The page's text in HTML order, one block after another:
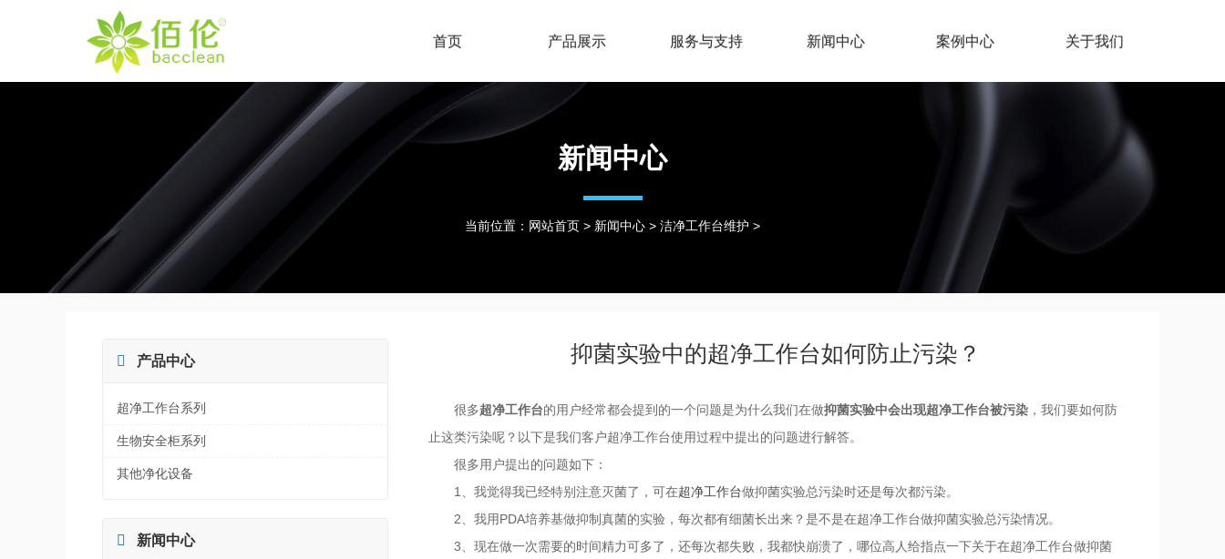
首页 产品展示 服务与支持 新闻中心 案例中心 关于我们
新闻中心
当前位置： 网站首页 > 新闻中心 > 洁净工作台维护 >
 产品中心
超净工作台系列
生物安全柜系列
其他净化设备
 新闻中心
抑菌实验中的超净工作台如何防止污染？
很多超净工作台的用户经常都会提到的一个问题是为什么我们在做抑菌实验中会出现超净工作台被污染 ，我们要如何防
止这类污染呢？以下是我们客户超净工作台使用过程中提出的问题进行解答。
很多用户提出的问题如下：
1、我觉得我已经特别注意灭菌了，可在超净工作台做抑菌实验总污染时还是每次都污染。
2、我用PDA培养基做抑制真菌的实验，每次都有细菌长出来？是不是在超净工作台做抑菌实验总污染情况。
3、现在做一次需要的时间精力可多了，还每次都失败，我都快崩溃了，哪位高人给指点一下关于在超净工作台做抑菌